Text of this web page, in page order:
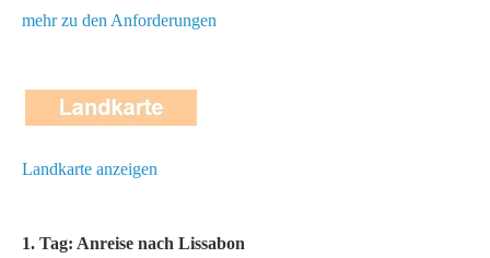
mehr zu den Anforderungen
Landkarte anzeigen
1. Tag: Anreise nach Lissabon